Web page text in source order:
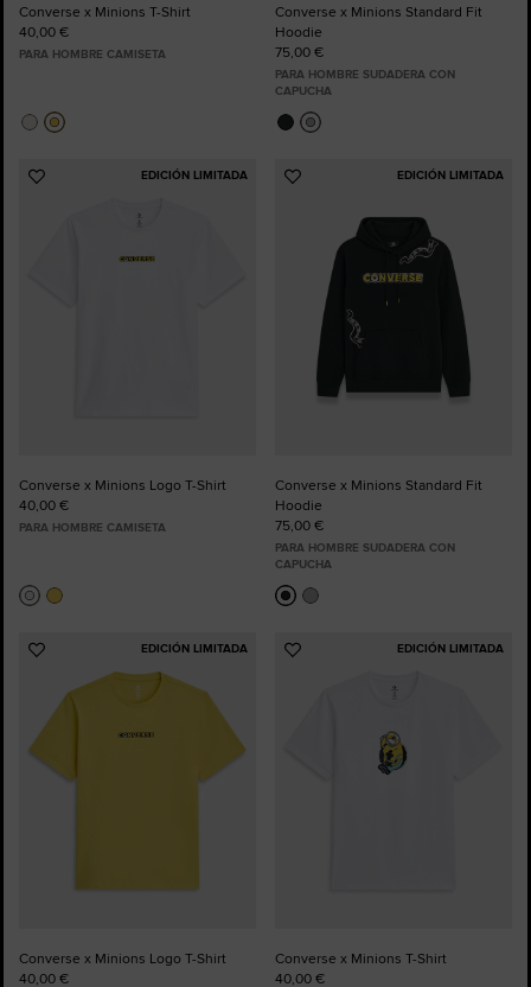
Converse x Minions T-Shirt
40,00 €
PARA HOMBRE CAMISETA
Converse x Minions Standard Fit
Hoodie
75,00 €
PARA HOMBRE SUDADERA CON
CAPUCHA
EDICIÓN LIMITADA
Añadir
Converse x Minions Logo T-Shirt
40,00 €
PARA HOMBRE CAMISETA
EDICIÓN LIMITADA
Añadir
Favoritos
Converse x Minions Standard Fit
Hoodie
75,00 €
PARA HOMBRE SUDADERA CON
CAPUCHA
EDICIÓN LIMITADA
Añadir
Favoritos
Converse x Minions Logo T-Shirt
40,00 €
EDICIÓN LIMITADA
Añadir
Converse x Minions T-Shirt
40,00 €